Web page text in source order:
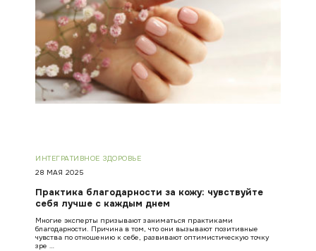
ИНТЕГРАТИВНОЕ ЗДОРОВЬЕ
28 МАЯ 2025
Практика благодарности за кожу: чувствуйте
себя лучше с каждым днем
Многие эксперты призывают заниматься практиками
благодарности. Причина в том, что они вызывают позитивные
чувства по отношению к себе, развивают оптимистическую точку
зре …